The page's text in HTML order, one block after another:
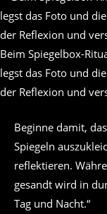
Beim Spiegelbox-
legst das Foto und
der Reflexion und
Beginne damit,
Spiegeln
reflektieren.
gesandt wird in
Tag und Nacht.“